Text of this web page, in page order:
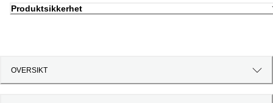
Produktsikkerhet
OVERSIKT